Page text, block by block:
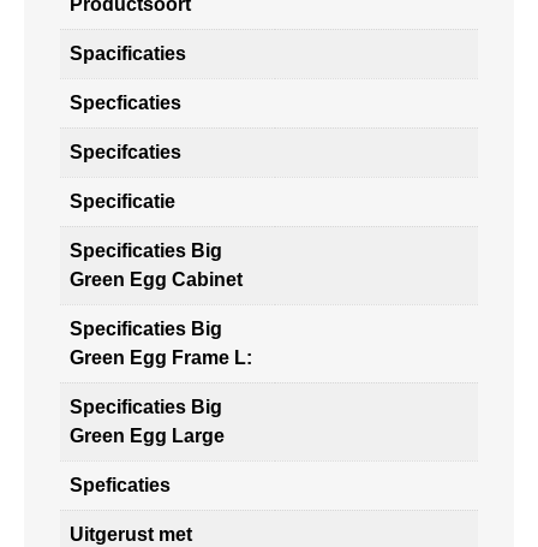
Spacificaties
Specficaties
Specifcaties
Specificatie
Specificaties Big
Green Egg Cabinet
Specificaties Big
Green Egg Frame L:
Specificaties Big
Green Egg Large
Speficaties
Uitgerust met